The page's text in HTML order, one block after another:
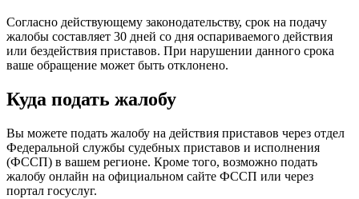
Согласно действующему законодательству, срок на подачу
жалобы составляет 30 дней со дня оспариваемого действия
или бездействия приставов. При нарушении данного срока
ваше обращение может быть отклонено.
Куда подать жалобу
Вы можете подать жалобу на действия приставов через отдел
Федеральной службы судебных приставов и исполнения
(ФССП) в вашем регионе. Кроме того, возможно подать
жалобу онлайн на официальном сайте ФССП или через
портал госуслуг.